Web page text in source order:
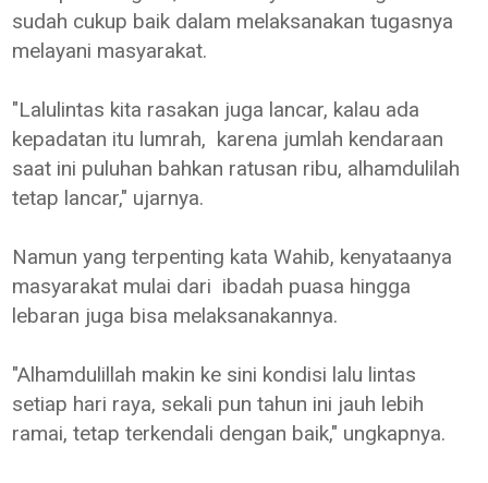
sudah cukup baik dalam melaksanakan tugasnya
melayani masyarakat.
"Lalulintas kita rasakan juga lancar, kalau ada
kepadatan itu lumrah, karena jumlah kendaraan
saat ini puluhan bahkan ratusan ribu, alhamdulilah
tetap lancar," ujarnya.
Namun yang terpenting kata Wahib, kenyataanya
masyarakat mulai dari ibadah puasa hingga
lebaran juga bisa melaksanakannya.
"Alhamdulillah makin ke sini kondisi lalu lintas
setiap hari raya, sekali pun tahun ini jauh lebih
ramai, tetap terkendali dengan baik," ungkapnya.